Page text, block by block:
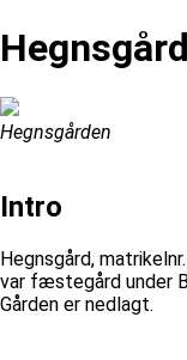
Hegnsgård
Hegnsgården
Intro
Hegnsgård,
var fæstegård under
Gården er nedlagt.